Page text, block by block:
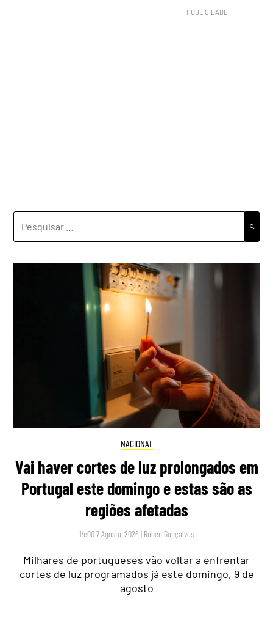
NACIONAL
Vai haver cortes de luz prolongados em
Portugal este domingo e estas são as
regiões afetadas
14:00 7 Agosto, 2026 | Rubén Gonçalves
Milhares de portugueses vão voltar a enfrentar
cortes de luz programados já este domingo, 9 de
agosto